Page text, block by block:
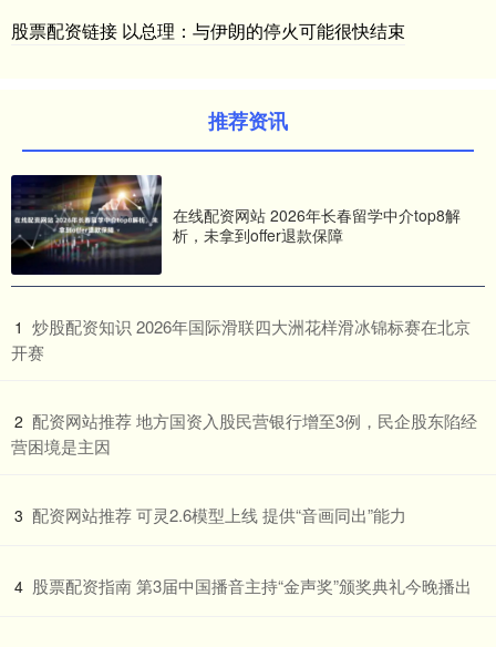
股票配资链接 以总理：与伊朗的停火可能很快结束
推荐资讯
在线配资网站 2026年长春留学中介top8解
析，未拿到offer退款保障
1 ​炒股配资知识 2026年国际滑联四大洲花样滑冰锦标赛在北京
开赛
2 ​配资网站推荐 地方国资入股民营银行增至3例，民企股东陷经
营困境是主因
3 ​配资网站推荐 可灵2.6模型上线 提供“音画同出”能力
4 ​股票配资指南 第3届中国播音主持“金声奖”颁奖典礼今晚播出